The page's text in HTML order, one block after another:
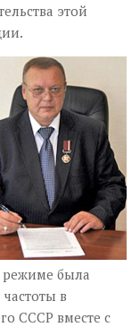
этой
режиме была
в
СССР вместе с